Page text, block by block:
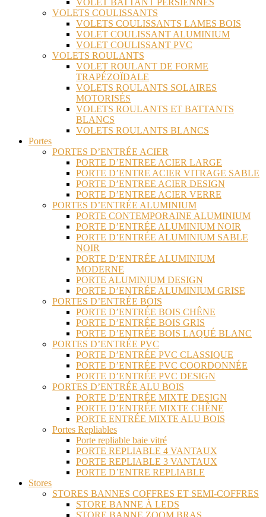
VOLET BATTANT PERSIENNES
VOLETS COULISSANTS
VOLETS COULISSANTS LAMES BOIS
VOLET COULISSANT ALUMINIUM
VOLET COULISSANT PVC
VOLETS ROULANTS
VOLET ROULANT DE FORME
TRAPÉZOÏDALE
VOLETS ROULANTS SOLAIRES
MOTORISÉS
VOLETS ROULANTS ET BATTANTS
BLANCS
VOLETS ROULANTS BLANCS
Portes
PORTES D’ENTRÉE ACIER
PORTE D’ENTREE ACIER LARGE
PORTE D’ENTRE ACIER VITRAGE SABLE
PORTE D’ENTREE ACIER DESIGN
PORTE D’ENTREE ACIER VERRE
PORTES D’ENTRÉE ALUMINIUM
PORTE CONTEMPORAINE ALUMINIUM
PORTE D’ENTRÉE ALUMINIUM NOIR
PORTE D’ENTRÉE ALUMINIUM SABLE
NOIR
PORTE D’ENTRÉE ALUMINIUM
MODERNE
PORTE ALUMINIUM DESIGN
PORTE D’ENTRÉE ALUMINIUM GRISE
PORTES D’ENTRÉE BOIS
PORTE D’ENTRÉE BOIS CHÊNE
PORTE D’ENTRÉE BOIS GRIS
PORTE D’ENTRÉE BOIS LAQUÉ BLANC
PORTES D’ENTRÉE PVC
PORTE D’ENTRÉE PVC CLASSIQUE
PORTE D’ENTRÉE PVC COORDONNÉE
PORTE D’ENTRÉE PVC DESIGN
PORTES D’ENTRÉE ALU BOIS
PORTE D’ENTRÉE MIXTE DESIGN
PORTE D’ENTRÉE MIXTE CHÊNE
PORTE ENTRÉE MIXTE ALU BOIS
Portes Repliables
Porte repliable baie vitré
PORTE REPLIABLE 4 VANTAUX
PORTE REPLIABLE 3 VANTAUX
PORTE D’ENTRE REPLIABLE
Stores
STORES BANNES COFFRES ET SEMI-COFFRES
STORE BANNE À LEDS